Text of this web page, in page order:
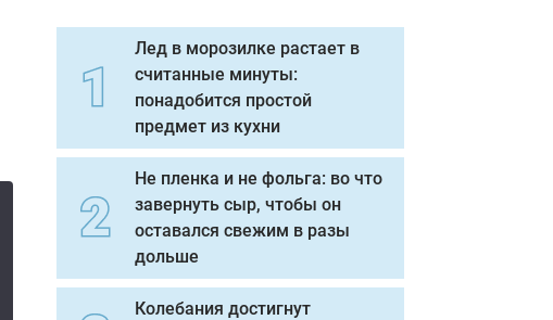
Лед в морозилке растает в
считанные минуты:
понадобится простой
предмет из кухни
Не пленка и не фольга: во что
завернуть сыр, чтобы он
оставался свежим в разы
дольше
Колебания достигнут